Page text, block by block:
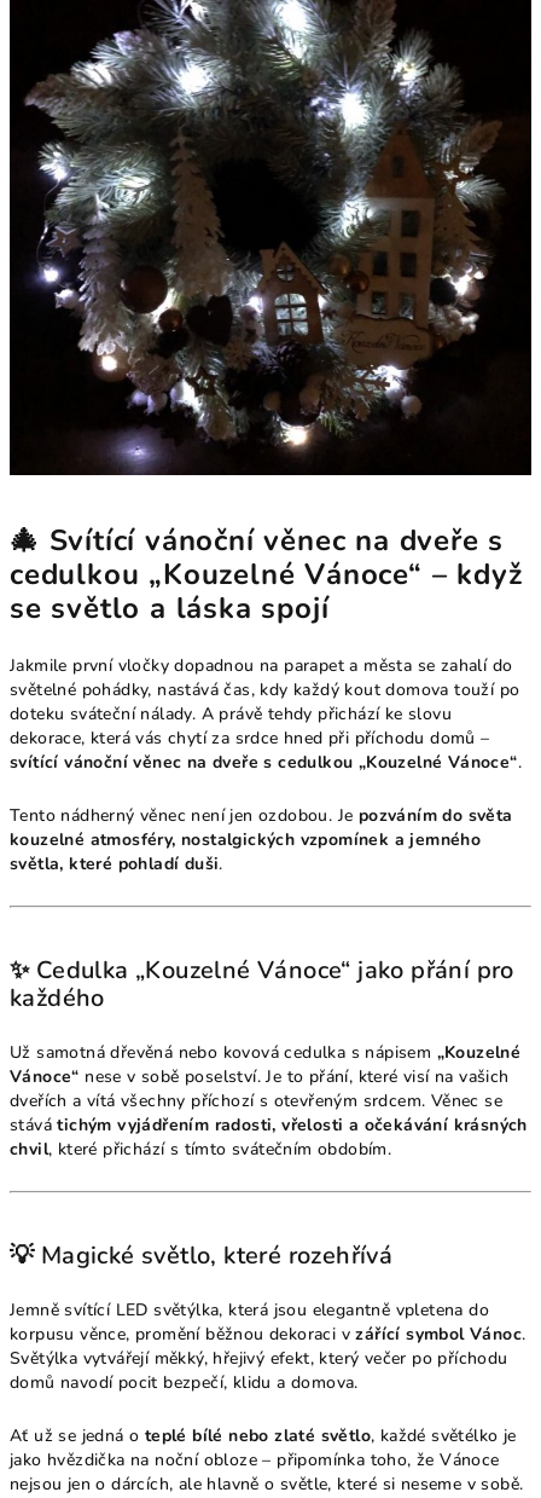
🎄 Svítící vánoční věnec na dveře s
cedulkou „Kouzelné Vánoce“ – když
se světlo a láska spojí
Jakmile první vločky dopadnou na parapet a města se zahalí do
světelné pohádky, nastává čas, kdy každý kout domova touží po
doteku sváteční nálady. A právě tehdy přichází ke slovu
dekorace, která vás chytí za srdce hned při příchodu domů –
svítící vánoční věnec na dveře s cedulkou „Kouzelné Vánoce“.
Tento nádherný věnec není jen ozdobou. Je pozváním do světa
kouzelné atmosféry, nostalgických vzpomínek a jemného
světla, které pohladí duši.
✨ Cedulka „Kouzelné Vánoce“ jako přání pro
každého
Už samotná dřevěná nebo kovová cedulka s nápisem „Kouzelné
Vánoce“ nese v sobě poselství. Je to přání, které visí na vašich
dveřích a vítá všechny příchozí s otevřeným srdcem. Věnec se
stávátichým vyjádřením radosti, vřelosti a očekávání krásných
chvil, které přichází s tímto svátečním obdobím.
💡 Magické světlo, které rozehřívá
Jemně svítící LED světýlka, která jsou elegantně vpletena do
korpusu věnce, promění běžnou dekoraci vzářící symbol Vánoc.
Světýlka vytvářejí měkký, hřejivý efekt, který večer po příchodu
domů navodí pocit bezpečí, klidu a domova.
Ať už se jedná o teplé bílé nebo zlaté světlo, každé světélko je
jako hvězdička na noční obloze – připomínka toho, že Vánoce
nejsou jen o dárcích, ale hlavně o světle, které si neseme v sobě.